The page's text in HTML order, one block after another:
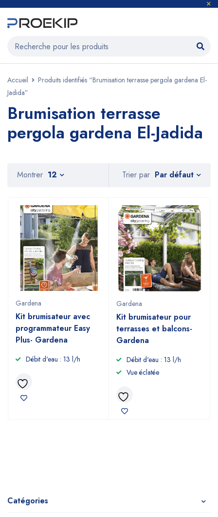
Accueil
Produits identifiés “Brumisation terrasse pergola gardena El-
Jadida”
Brumisation terrasse
pergola gardena El-Jadida
Catégories
Trier par Par défaut
Montrer 12
Gardena
Kit brumisateur avec
programmateur Easy
Plus- Gardena
Débit d'eau : 13 l/h
Gardena
Kit brumisateur pour
terrasses et balcons-
Gardena
Débit d'eau : 13 l/h
Vue éclatée